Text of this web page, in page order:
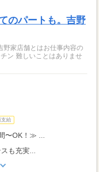
のパートも。吉野
野家店舗とはお仕事内容の
支給
〜OK！≫ ...
も充実...